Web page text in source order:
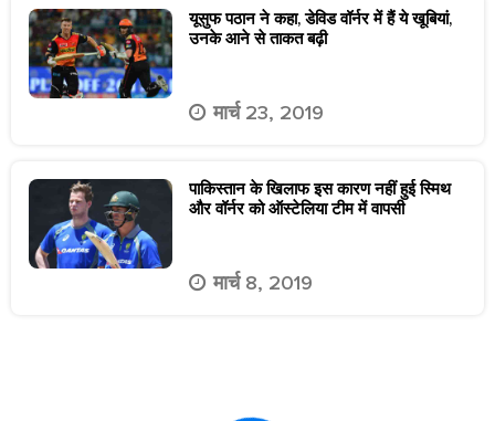
यूसुफ पठान ने कहा, डेविड वॉर्नर में हैं ये खूबियां,
उनके आने से ताकत बढ़ी
मार्च 23, 2019
पाकिस्तान के खिलाफ इस कारण नहीं हुई स्मिथ
और वॉर्नर को ऑस्टेलिया टीम में वापसी
मार्च 8, 2019